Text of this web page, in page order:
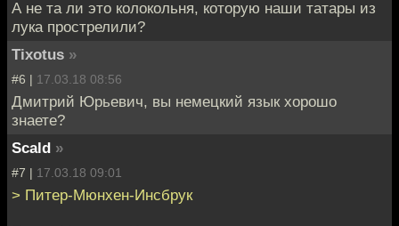
А не та ли это колокольня, которую наши татары из
лука прострелили?
Tixotus »
#6 | 17.03.18 08:56
Дмитрий Юрьевич, вы немецкий язык хорошо
знаете?
Scald »
#7 | 17.03.18 09:01
> Питер-Мюнхен-Инсбрук